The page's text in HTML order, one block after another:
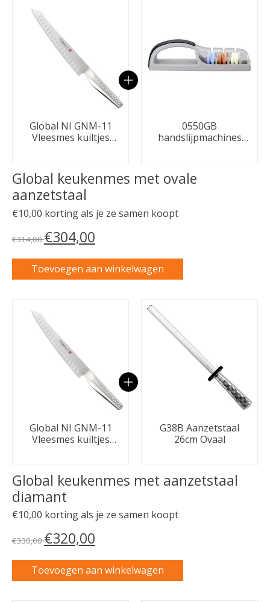
Global NI GNM-11
Vleesmes kuiltjes
0550GB
handslijpmachines
Global keukenmes met ovale
aanzetstaal
€10,00 korting als je ze samen koopt
€314,00€304,00
Toevoegen aan winkelwagen
Carrousel van gebundelde producten
Global NI GNM-11
Vleesmes kuiltjes
G38B Aanzetstaal
26cm Ovaal
Global keukenmes met aanzetstaal
diamant
€10,00 korting als je ze samen koopt
€330,00€320,00
Toevoegen aan winkelwagen